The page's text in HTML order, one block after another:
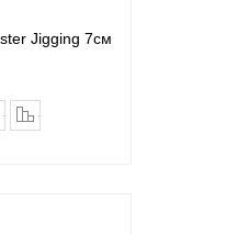
Jigging 7см
в закладки